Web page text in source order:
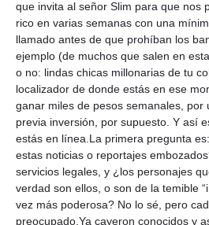
que invita al señor Slim para que nos
rico en varias semanas con una
llamado antes de que prohíban los
ejemplo (de muchos que salen en
o no: lindas chicas millonarias de tu
localizador de donde estás en ese
ganar miles de pesos semanales, por
previa inversión, por supuesto. Y así
estás en línea.La primera pregunta
estas noticias o reportajes
servicios legales, y ¿los personajes
verdad son ellos, o son de la temible
vez más poderosa? No lo sé, pero
preocupado.Ya cayeron conocidos y